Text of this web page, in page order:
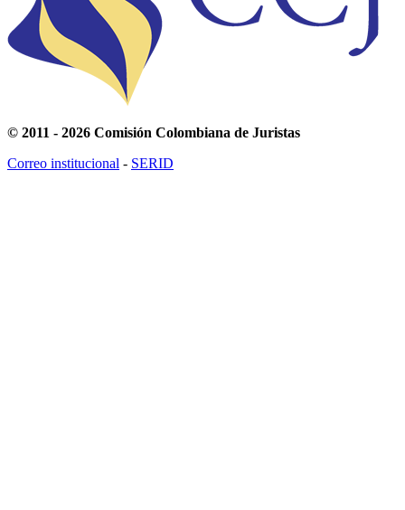
© 2011 - 2026 Comisión Colombiana de Juristas
Correo institucional - SERID